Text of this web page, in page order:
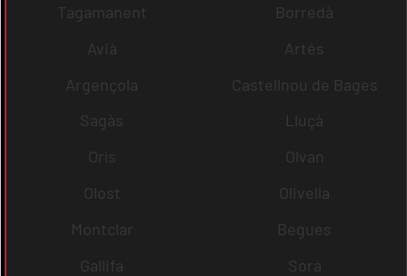
Tagamanent
Borredà
Avià
Artés
Argençola
Castellnou de Bages
Sagàs
Lluçà
Orís
Olvan
Olost
Olivella
Montclar
Begues
Gallifa
Sora